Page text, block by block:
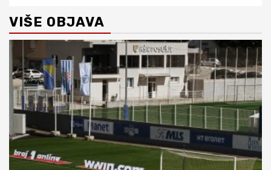
VIŠE OBJAVA